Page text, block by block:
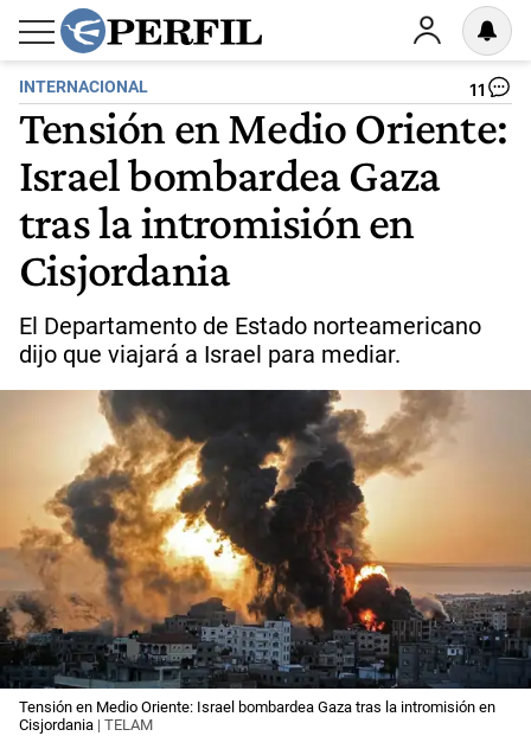
INTERNACIONAL 11
Tensión en Medio Oriente:
Israel bombardea Gaza
tras la intromisión en
Cisjordania
El Departamento de Estado norteamericano
dijo que viajará a Israel para mediar.
Tensión en Medio Oriente: Israel bombardea Gaza tras la intromisión en
Cisjordania | TELAM